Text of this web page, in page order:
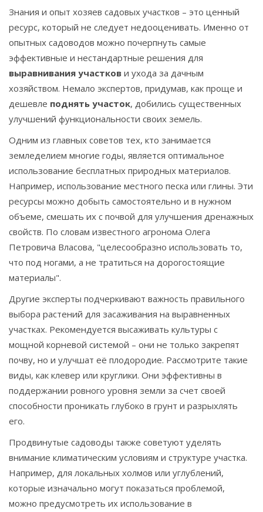
Знания и опыт хозяев садовых участков – это ценный
ресурс, который не следует недооценивать. Именно от
опытных садоводов можно почерпнуть самые
эффективные и нестандартные решения для
выравнивания участков и ухода за дачным
хозяйством. Немало экспертов, придумав, как проще и
дешевле поднять участок, добились существенных
улучшений функциональности своих земель.
Одним из главных советов тех, кто занимается
земледелием многие годы, является оптимальное
использование бесплатных природных материалов.
Например, использование местного песка или глины. Эти
ресурсы можно добыть самостоятельно и в нужном
объеме, смешать их с почвой для улучшения дренажных
свойств. По словам известного агронома Олега
Петровича Власова, "целесообразно использовать то,
что под ногами, а не тратиться на дорогостоящие
материалы".
Другие эксперты подчеркивают важность правильного
выбора растений для засаживания на выравненных
участках. Рекомендуется высаживать культуры с
мощной корневой системой – они не только закрепят
почву, но и улучшат её плодородие. Рассмотрите такие
виды, как клевер или круглики. Они эффективны в
поддержании ровного уровня земли за счет своей
способности проникать глубоко в грунт и разрыхлять
его.
Продвинутые садоводы также советуют уделять
внимание климатическим условиям и структуре участка.
Например, для локальных холмов или углублений,
которые изначально могут показаться проблемой,
можно предусмотреть их использование в